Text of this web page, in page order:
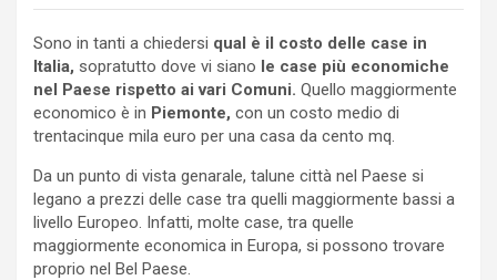
Sono in tanti a chiedersi qual è il costo delle case in
Italia, sopratutto dove vi siano le case più economiche
nel Paese rispetto ai vari Comuni. Quello maggiormente
economico è in Piemonte, con un costo medio di
trentacinque mila euro per una casa da cento mq.
Da un punto di vista genarale, talune città nel Paese si
legano a prezzi delle case tra quelli maggiormente bassi a
livello Europeo. Infatti, molte case, tra quelle
maggiormente economica in Europa, si possono trovare
proprio nel Bel Paese.